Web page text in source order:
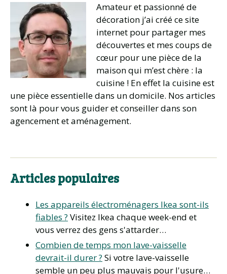
Amateur et passionné de
décoration j’ai créé ce site
internet pour partager mes
découvertes et mes coups de
cœur pour une pièce de la
maison qui m’est chère : la
cuisine ! En effet la cuisine est
une pièce essentielle dans un domicile. Nos articles
sont là pour vous guider et conseiller dans son
agencement et aménagement.
Articles populaires
Les appareils électroménagers Ikea sont-ils
fiables ? Visitez Ikea chaque week-end et
vous verrez des gens s'attarder…
Combien de temps mon lave-vaisselle
devrait-il durer ? Si votre lave-vaisselle
semble un peu plus mauvais pour l'usure…